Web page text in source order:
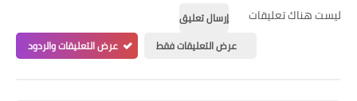
ليست هناك تعليقات
إرسال تعليق
عرض التعليقات فقط
عرض التعليقات والردود